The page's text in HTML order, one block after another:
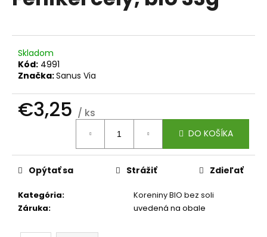
5
hviezdičiek.
Skladom
Kód: 4991
Značka:Sanus Via
€3,25 / ks
DO KOŠÍKA
Kategória:
Koreniny BIO bez soli
Záruka: uvedená na obale
Opýtať sa Strážiť Zdieľať
j
s
ť
?
HĽADAŤ
O
d
p